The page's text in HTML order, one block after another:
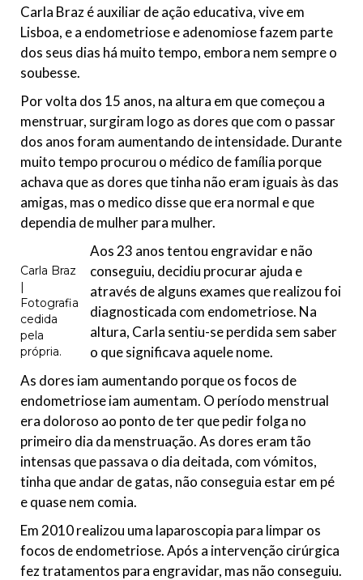
Carla Braz é auxiliar de ação educativa, vive em
Lisboa, e a endometriose e adenomiose fazem parte
dos seus dias há muito tempo, embora nem sempre o
soubesse.
Por volta dos 15 anos, na altura em que começou a
menstruar, surgiram logo as dores que com o passar
dos anos foram aumentando de intensidade. Durante
muito tempo procurou o médico de família porque
achava que as dores que tinha não eram iguais às das
amigas, mas o medico disse que era normal e que
dependia de mulher para mulher.
Carla Braz
|
Fotografia
cedida
pela
própria.
Aos 23 anos tentou engravidar e não
conseguiu, decidiu procurar ajuda e
através de alguns exames que realizou foi
diagnosticada com endometriose. Na
altura, Carla sentiu-se perdida sem saber
o que significava aquele nome.
As dores iam aumentando porque os focos de
endometriose iam aumentam. O período menstrual
era doloroso ao ponto de ter que pedir folga no
primeiro dia da menstruação. As dores eram tão
intensas que passava o dia deitada, com vómitos,
tinha que andar de gatas, não conseguia estar em pé
e quase nem comia.
Em 2010 realizou uma laparoscopia para limpar os
focos de endometriose. Após a intervenção cirúrgica
fez tratamentos para engravidar, mas não conseguiu.